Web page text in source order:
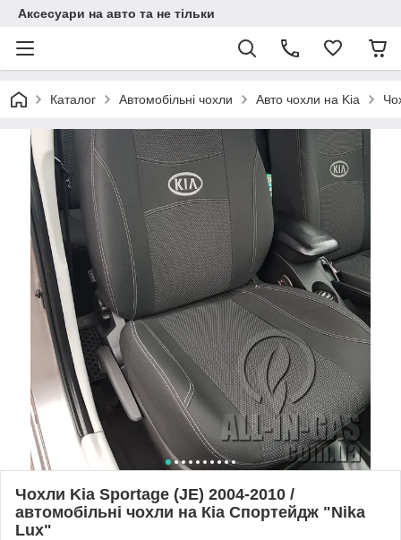
Аксесуари на авто та не тільки
Каталог Автомобільні чохли Авто чохли на Kia
Чохли Kia Sportage (JE) 2004-2010 /
автомобільні чохли на Кіа Спортейдж "Nika
Lux"